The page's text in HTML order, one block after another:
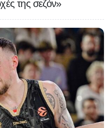
της σεζόν»